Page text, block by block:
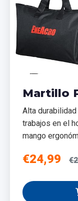
Martillo
Alta
trabajos en el
mango
€24,99